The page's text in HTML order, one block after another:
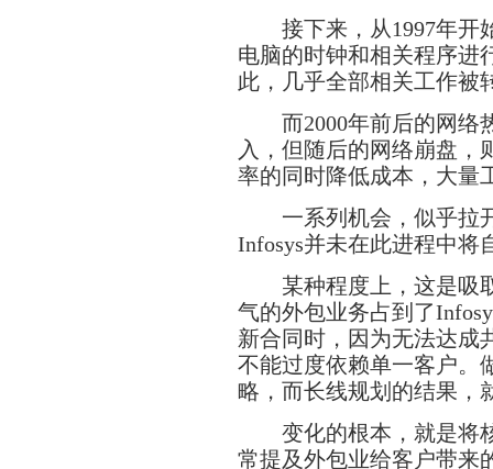
接下来，从1997年开
电脑的时钟和相关程序进
此，几乎全部相关工作被
而2000年前后的网络
入，但随后的网络崩盘，
率的同时降低成本，大量
一系列机会，似乎拉开
Infosys并未在此进程中将
某种程度上，这是吸取
气的外包业务占到了
新合同时，因为无法达成
不能过度依赖单一客户。
略，而长线规划的结果，
变化的根本，就是将核
常提及外包业给客户带